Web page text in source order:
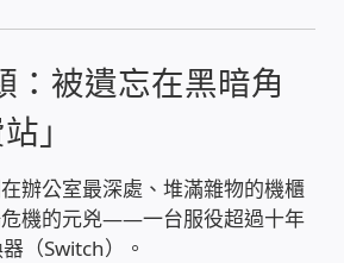
維修-實績案例
：被遺忘在黑暗角
」
辦公室最深處、堆滿雜物的機櫃
機的元兇——一台服役超過十年
（Switch）。